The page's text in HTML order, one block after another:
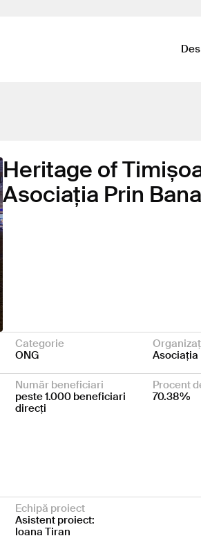
Heritage of
Asociația Prin
Categorie
ONG
Asociația
Număr beneficiari
peste 1.000 beneficiari
direcți
Procent
70.38%
Echipă proiect
Asistent proiect:
Ioana Tiran